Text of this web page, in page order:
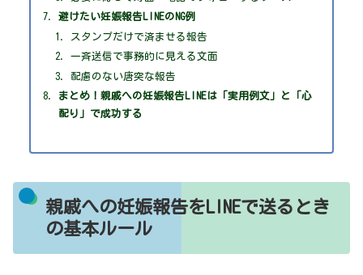
避けたい妊娠報告LINEのNG例
スタンプだけで済ませる報告
一斉送信で事務的に見える文面
配慮のない唐突な報告
まとめ！親戚への妊娠報告LINEは「実用例文」と「心
配り」で成功する
親戚への妊娠報告をLINEで送るとき
の基本ルール